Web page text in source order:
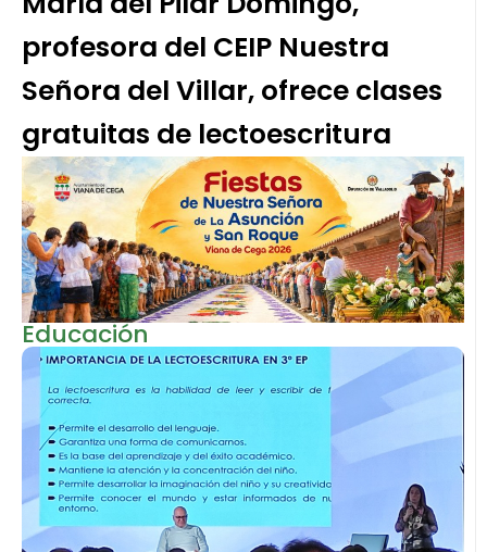
profesora del CEIP Nuestra
Señora del Villar, ofrece clases
gratuitas de lectoescritura
Educación